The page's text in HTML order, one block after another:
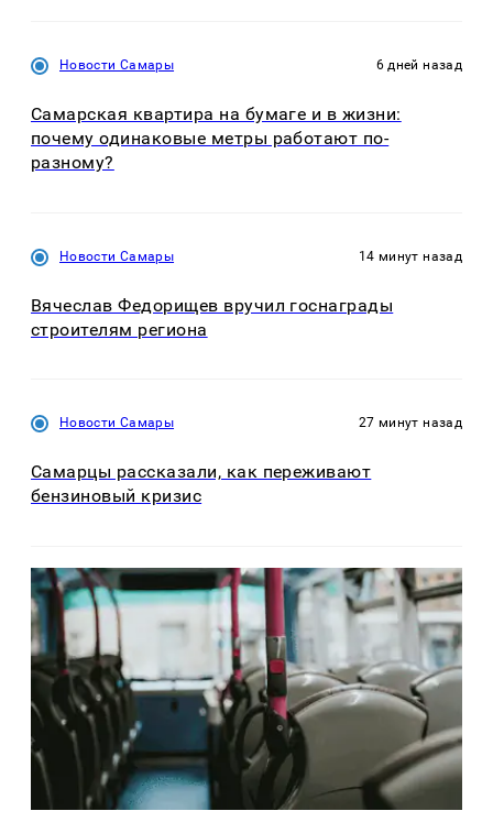
Новости Самары 6 дней назад
Самарская квартира на бумаге и в жизни:
почему одинаковые метры работают по-
разному?
Новости Самары 14 минут назад
Вячеслав Федорищев вручил госнаграды
строителям региона
Новости Самары 27 минут назад
Самарцы рассказали, как переживают
бензиновый кризис